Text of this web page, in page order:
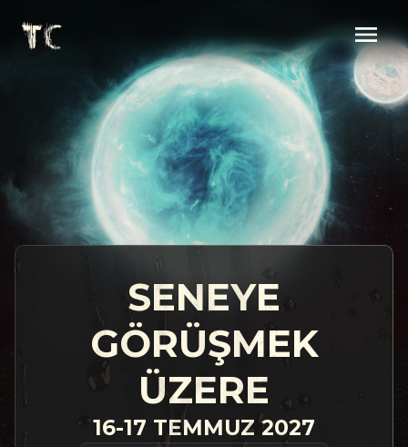
SENEYE
GÖRÜŞMEK
ÜZERE
16-17 TEMMUZ 2027